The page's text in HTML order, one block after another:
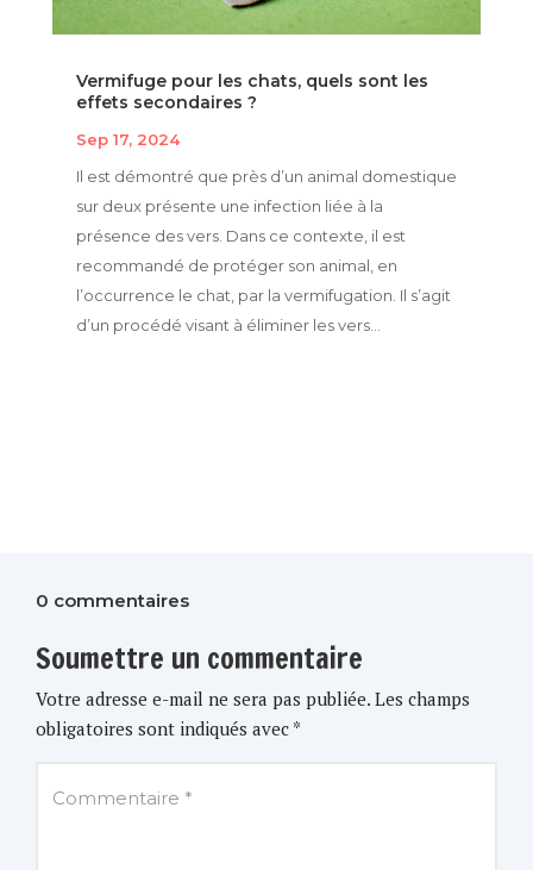
Vermifuge pour les chats, quels sont les
effets secondaires ?
Sep 17, 2024
Il est démontré que près d’un animal domestique
sur deux présente une infection liée à la
présence des vers. Dans ce contexte, il est
recommandé de protéger son animal, en
l’occurrence le chat, par la vermifugation. Il s’agit
d’un procédé visant à éliminer les vers...
0 commentaires
Soumettre un commentaire
Votre adresse e-mail ne sera pas publiée. Les champs
obligatoires sont indiqués avec *